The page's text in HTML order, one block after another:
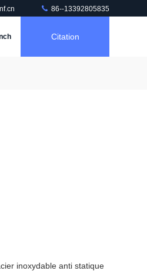
86--13392805835
Citation
inoxydable anti statique